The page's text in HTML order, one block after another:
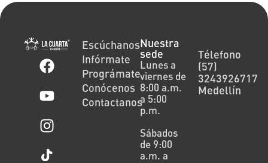
Escúchanos
Infórmate
Prográmate
Conócenos
Contactanos
Nuestra
sede
Lunes a
viernes de
8:00 a.m.
a 5:00
p.m.
Sábados
de 9:00
a.m. a
Télefono
(57)
3243926717
Medellín